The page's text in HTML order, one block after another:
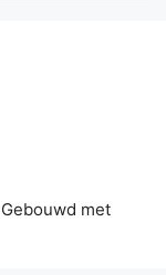
met